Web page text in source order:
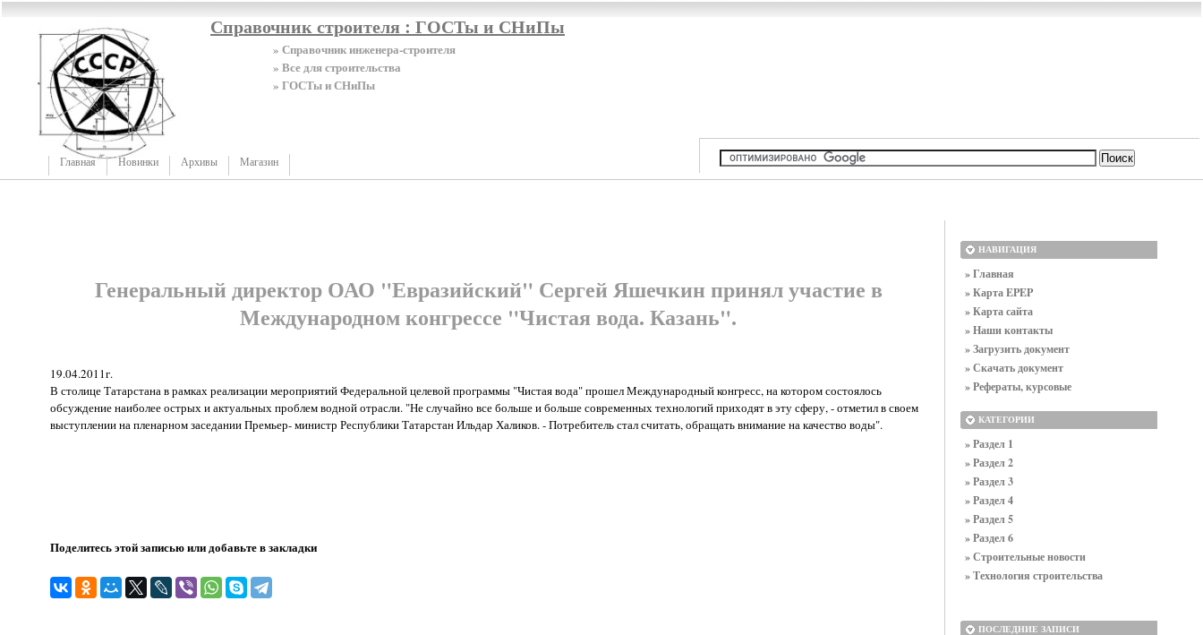
Справочник строителя : ГОСТы и СНиПы
» Справочник инженера-строителя
» Все для строительства
» ГОСТы и СНиПы
Главная Новинки Архивы Магазин
Генеральный директор ОАО "Евразийский" Сергей Яшечкин принял участие в
Международном конгрессе "Чистая вода. Казань".
19.04.2011г.
В столице Татарстана в рамках реализации мероприятий Федеральной целевой программы "Чистая вода" прошел Международный конгресс, на котором состоялось
обсуждение наиболее острых и актуальных проблем водной отрасли. "Не случайно все больше и больше современных технологий приходят в эту сферу, - отметил в своем
выступлении на пленарном заседании Премьер- министр Республики Татарстан Ильдар Халиков. - Потребитель стал считать, обращать внимание на качество воды".
Поделитесь этой записью или добавьте в закладки
НАВИГАЦИЯ
» Главная
» Карта EPEP
» Карта сайта
» Наши контакты
» Загрузить документ
» Скачать документ
» Рефераты, курсовые
КАТЕГОРИИ
» Раздел 1
» Раздел 2
» Раздел 3
» Раздел 4
» Раздел 5
» Раздел 6
» Строительные новости
» Технология строительства
ПОСЛЕДНИЕ ЗАПИСИ